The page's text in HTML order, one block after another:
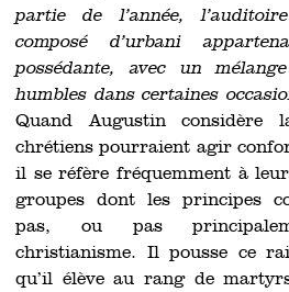
partie de l’année,
composé d’urbani
possédante, avec un
humbles dans certaines
Quand Augustin considère
chrétiens pourraient agir
il se réfère fréquemment à
groupes dont les principes
pas, ou pas
christianisme. Il pousse ce
qu’il élève au rang de